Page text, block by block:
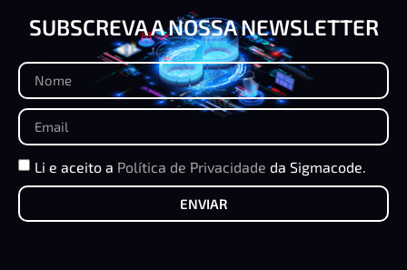
SUBSCREVA A NOSSA NEWSLETTER
Li e aceito a Política de Privacidade da Sigmacode.
ENVIAR